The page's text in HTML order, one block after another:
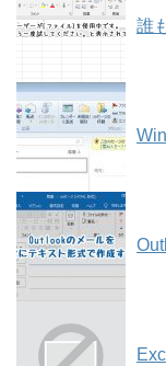
誰